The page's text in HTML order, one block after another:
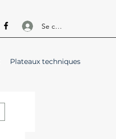
Se connecter
Plateaux techniques